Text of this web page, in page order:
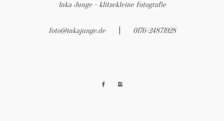
Inka Junge - klitzekleine Fotografie
foto@inkajunge.de 0176-24871928